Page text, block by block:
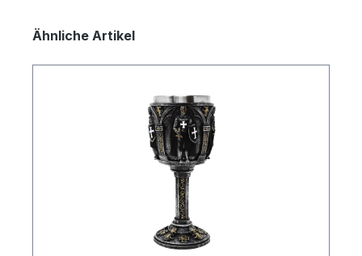
Produktgalerie überspringen
Ähnliche Artikel